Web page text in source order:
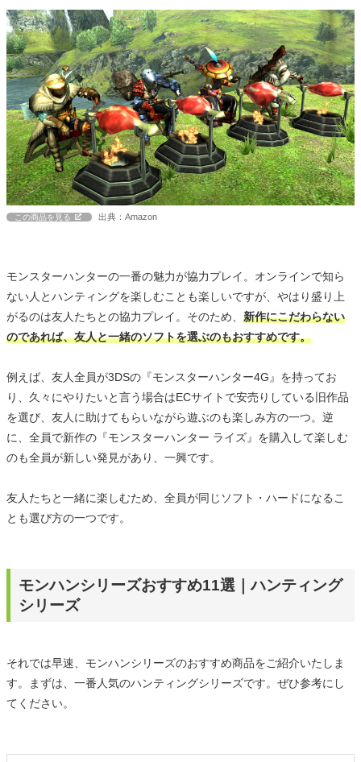
この商品を見る 出典：Amazon
モンスターハンターの一番の魅力が協力プレイ。オンラインで知ら
ない人とハンティングを楽しむことも楽しいですが、やはり盛り上
がるのは友人たちとの協力プレイ。そのため、 新作にこだわらない
のであれば、友人と一緒のソフトを選ぶのもおすすめです。
例えば、友人全員が3DSの『モンスターハンター4G』を持ってお
り、久々にやりたいと言う場合はECサイトで安売りしている旧作品
を選び、友人に助けてもらいながら遊ぶのも楽しみ方の一つ。逆
に、全員で新作の『モンスターハンター ライズ』を購入して楽しむ
のも全員が新しい発見があり、一興です。
友人たちと一緒に楽しむため、全員が同じソフト・ハードになるこ
とも選び方の一つです。
モンハンシリーズおすすめ11選｜ハンティング
シリーズ
それでは早速、モンハンシリーズのおすすめ商品をご紹介いたしま
す。まずは、一番人気のハンティングシリーズです。ぜひ参考にし
てください。